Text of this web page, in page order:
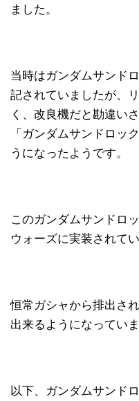
ました。
当時はガンダムサンド
記されていましたが、
く、改良機だと勘違い
「ガンダムサンドロッ
うになったようです。
このガンダムサンドロ
ウォーズに実装されてい
恒常ガシャから排出さ
出来るようになっていま
以下、ガンダムサンド